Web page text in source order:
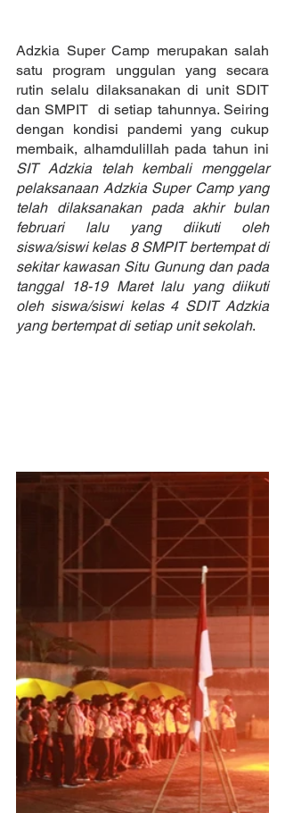
Adzkia Super Camp merupakan salah
satu program unggulan yang secara
rutin selalu dilaksanakan di unit SDIT
dan SMPIT  di setiap tahunnya. Seiring
dengan kondisi pandemi yang cukup
SIT Adzkia telah kembali menggelar
pelaksanaan Adzkia Super Camp yang
telah dilaksanakan pada akhir bulan
februari lalu yang diikuti oleh
siswa/siswi kelas 8 SMPIT bertempat di
sekitar kawasan Situ Gunung dan pada
tanggal 18-19 Maret lalu yang diikuti
oleh siswa/siswi kelas 4 SDIT Adzkia
yang bertempat di setiap unit sekolah.